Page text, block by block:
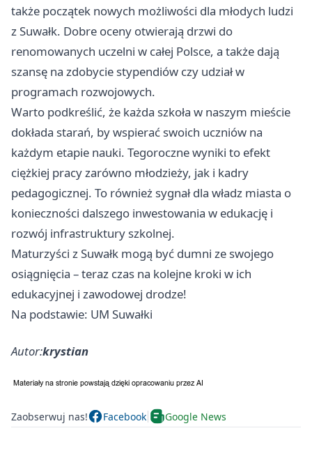
także początek nowych możliwości dla młodych ludzi
z Suwałk. Dobre oceny otwierają drzwi do
renomowanych uczelni w całej Polsce, a także dają
szansę na zdobycie stypendiów czy udział w
programach rozwojowych.
Warto podkreślić, że każda szkoła w naszym mieście
dokłada starań, by wspierać swoich uczniów na
każdym etapie nauki. Tegoroczne wyniki to efekt
ciężkiej pracy zarówno młodzieży, jak i kadry
pedagogicznej. To również sygnał dla władz miasta o
konieczności dalszego inwestowania w edukację i
rozwój infrastruktury szkolnej.
Maturzyści z Suwałk mogą być dumni ze swojego
osiągnięcia – teraz czas na kolejne kroki w ich
edukacyjnej i zawodowej drodze!
Na podstawie: UM Suwałki
Autor:krystian
Zaobserwuj nas! Facebook Google News